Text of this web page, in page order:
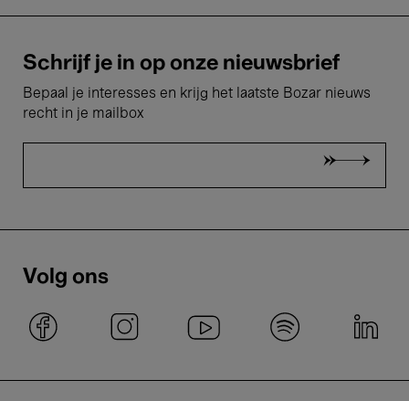
Schrijf je in op onze nieuwsbrief
Bepaal je interesses en krijg het laatste Bozar nieuws
recht in je mailbox
Volg ons